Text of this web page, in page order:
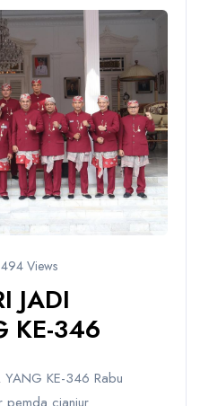
Views
JADI
KE-346
YANG KE-346 Rabu